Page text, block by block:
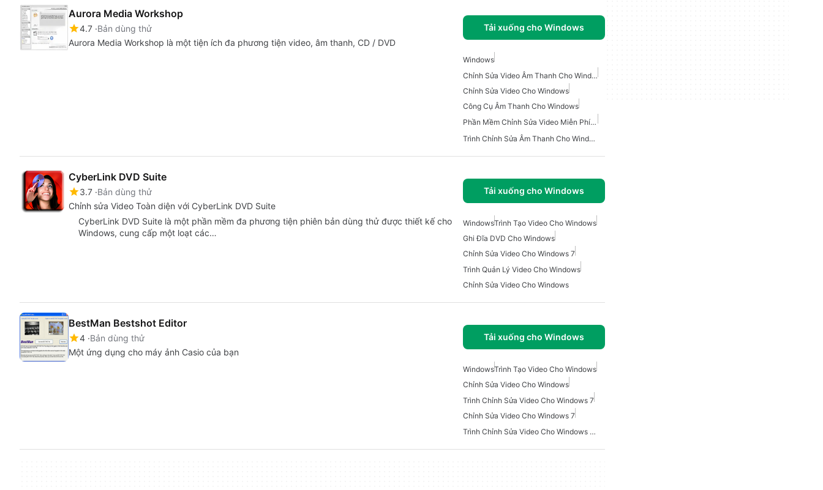
Aurora Media Workshop
4.7 Bản dùng thử
Aurora Media Workshop là một tiện ích đa phương tiện video, âm thanh, CD / DVD
Tải xuống cho Windows
Windows
Chỉnh Sửa Video Âm Thanh Cho Windows
Chỉnh Sửa Video Cho Windows
Công Cụ Âm Thanh Cho Windows
Phần Mềm Chỉnh Sửa Video Miễn Phí Cho Windows
Trình Chỉnh Sửa Âm Thanh Cho Windows
CyberLink DVD Suite
3.7 Bản dùng thử
Chỉnh sửa Video Toàn diện với CyberLink DVD Suite
Tải xuống cho Windows
CyberLink DVD Suite là một phần mềm đa phương tiện phiên bản dùng thử được thiết kế cho
Windows, cung cấp một loạt các…
WindowsTrình Tạo Video Cho Windows
Ghi Đĩa DVD Cho Windows
Chỉnh Sửa Video Cho Windows 7
Trình Quản Lý Video Cho Windows
Chỉnh Sửa Video Cho Windows
BestMan Bestshot Editor
4 Bản dùng thử
Một ứng dụng cho máy ảnh Casio của bạn
Tải xuống cho Windows
WindowsTrình Tạo Video Cho Windows
Chỉnh Sửa Video Cho Windows
Trình Chỉnh Sửa Video Cho Windows 7
Chỉnh Sửa Video Cho Windows 7
Trình Chỉnh Sửa Video Cho Windows 10